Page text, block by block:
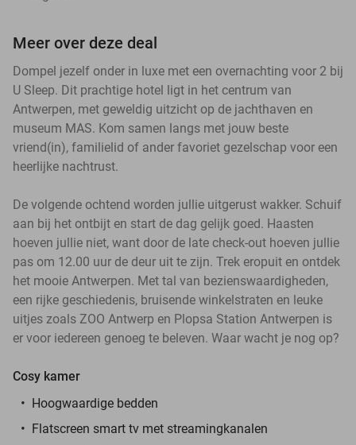
Meer over deze deal
Dompel jezelf onder in luxe met een overnachting voor 2 bij
U Sleep. Dit prachtige hotel ligt in het centrum van
Antwerpen, met geweldig uitzicht op de jachthaven en
museum MAS. Kom samen langs met jouw beste
vriend(in), familielid of ander favoriet gezelschap voor een
heerlijke nachtrust.
De volgende ochtend worden jullie uitgerust wakker. Schuif
aan bij het ontbijt en start de dag gelijk goed. Haasten
hoeven jullie niet, want door de late check-out hoeven jullie
pas om 12.00 uur de deur uit te zijn. Trek eropuit en ontdek
het mooie Antwerpen. Met tal van bezienswaardigheden,
een rijke geschiedenis, bruisende winkelstraten en leuke
uitjes zoals ZOO Antwerp en Plopsa Station Antwerpen is
er voor iedereen genoeg te beleven. Waar wacht je nog op?
Cosy kamer
Hoogwaardige bedden
Flatscreen smart tv met streamingkanalen